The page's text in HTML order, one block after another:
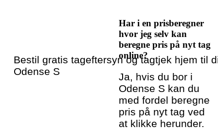
Bestil gratis tageftersyn og tagtjek hjem til
Odense S
Har i en prisberegner
hvor jeg selv kan
beregne pris på nyt tag
online?
Ja, hvis du bor i
Odense S kan du
med fordel beregne
pris på nyt tag ved
at klikke herunder.